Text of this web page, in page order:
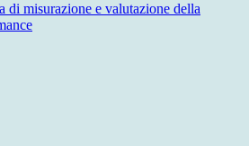
di misurazione e valutazione della